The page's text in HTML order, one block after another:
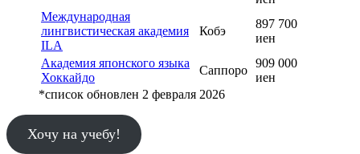
Международная
лингвистическая академия
ILA
Кобэ
897 700
иен
Академия японского языка
Хоккайдо
Саппоро
909 000
иен
*список обновлен 2 февраля 2026
Хочу на учебу!